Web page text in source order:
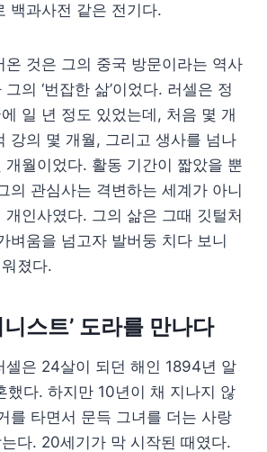
백과사전 같은 전기다.
온 것은 그의 중국 방문이라는 역사
의 ‘번잡한 삶’이었다. 러셀은 정
일 년 정도 있었는데, 처음 몇 개
강의 몇 개월, 그리고 생사를 넘나
개월이었다. 활동 기간이 짧았을 뿐
의 관심사는 격변하는 세계가 아니
개인사였다. 그의 삶은 그때 깃털처
벼움을 넘고자 발버둥 치다 보니
졌다.
스트’ 도라를 만나다
셀은 24살이 되던 해인 1894년 알
했다. 하지만 10년이 채 지나지 않
를 타면서 문득 그녀를 더는 사랑
다. 20세기가 막 시작된 때였다.